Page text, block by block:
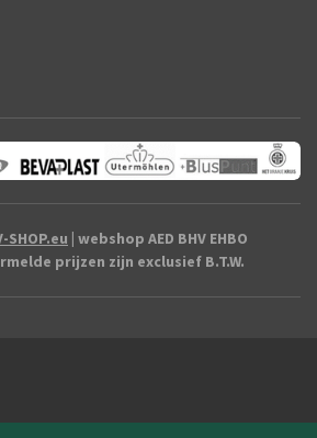
SHOP.eu | webshop AED BHV EHBO
prijzen zijn exclusief B.T.W.